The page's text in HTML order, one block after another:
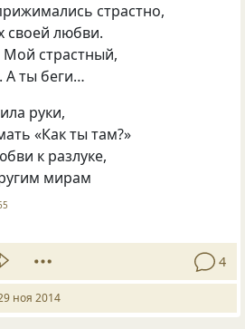
страстно,
своей любви.
страстный,
А ты беги…
руки,
«Как ты там?»
к разлуке,
мирам
4
ноя 2014